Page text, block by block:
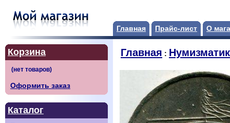
Главная Прайс-лист О
Корзина
Оформить заказ
Каталог
Главная :